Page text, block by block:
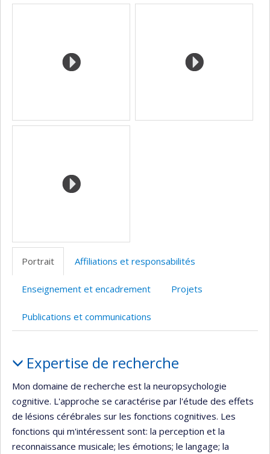
Portrait Affiliations et responsabilités
Enseignement et encadrement Projets
Publications et communications
Expertise de recherche
Mon domaine de recherche est la neuropsychologie
cognitive. L'approche se caractérise par l'étude des effets
de lésions cérébrales sur les fonctions cognitives. Les
fonctions qui m'intéressent sont: la perception et la
reconnaissance musicale; les émotions; le langage; la